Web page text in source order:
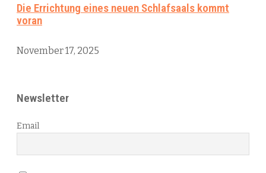
Die Errichtung eines neuen Schlafsaals kommt
voran
November 17, 2025
Newsletter
Email